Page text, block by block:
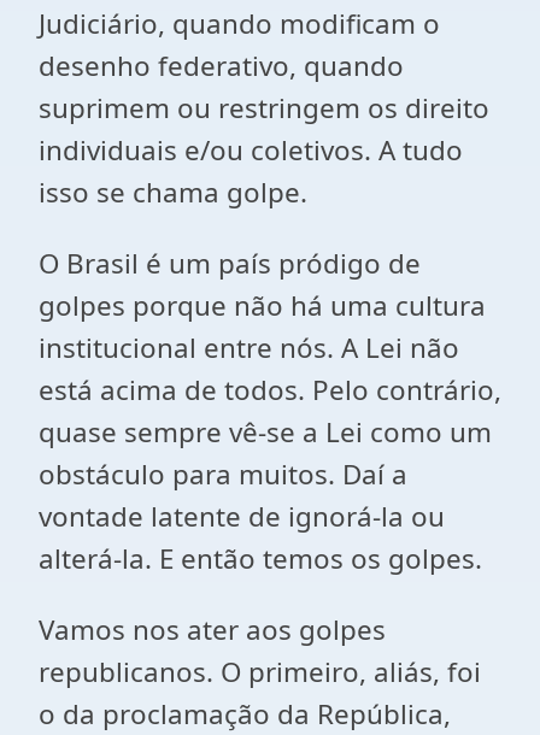
Judiciário, quando modificam o
desenho federativo, quando
suprimem ou restringem os direito
individuais e/ou coletivos. A tudo
isso se chama golpe.
O Brasil é um país pródigo de
golpes porque não há uma cultura
institucional entre nós. A Lei não
está acima de todos. Pelo contrário,
quase sempre vê-se a Lei como um
obstáculo para muitos. Daí a
vontade latente de ignorá-la ou
alterá-la. E então temos os golpes.
Vamos nos ater aos golpes
republicanos. O primeiro, aliás, foi
o da proclamação da República,